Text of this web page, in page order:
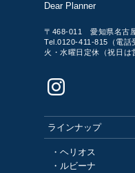
Dear Planner
〒468-011 愛知県名古
Tel.0120-411-815（電話
火・水曜日定休（祝日は
ラインナップ
・ヘリオス
・ルビーナ